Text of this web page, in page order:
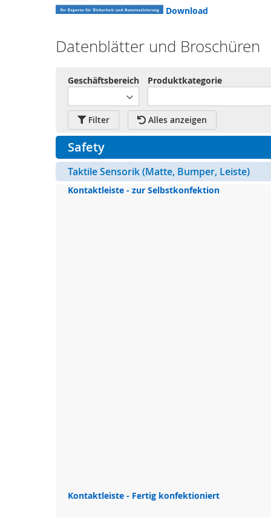
Sicherheitsrelais
Safety
Bedienelemente
Schutzzaunsysteme
Signalübertragungssystem
Sicherheitstorsteuerungen
Sicherheitssignalgeber
Automation
Anzeige-
für
Download
Datenblätter und Broschüren
Geschäftsbereich Produktkategorie
Filter Alles anzeigen
Safety
Taktile Sensorik (Matte, Bumper, Leiste)
Kontaktleiste - zur Selbstkonfektion
Kontaktleiste - Fertig konfektioniert